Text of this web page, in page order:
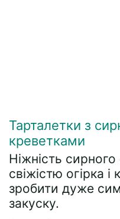
Тарталетки з
креветками
Ніжність сирного
свіжістю огірка
зробити дуже
закуску.